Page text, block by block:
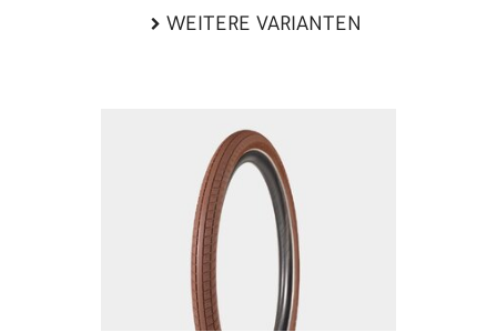
WEITERE VARIANTEN